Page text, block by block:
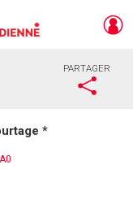
PARTAGER
*